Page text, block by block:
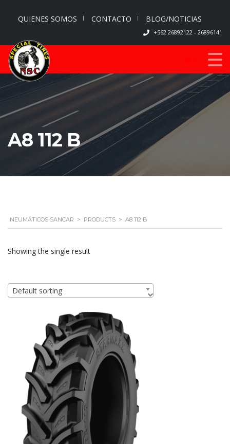
QUIENES SOMOS CONTACTO BLOG/NOTICIAS
+562 26892122 - 26896141
A8 112 B
NEUMÁTICOS SANCAR > PRODUCTS > A8 112 B
Showing the single result
Default sorting